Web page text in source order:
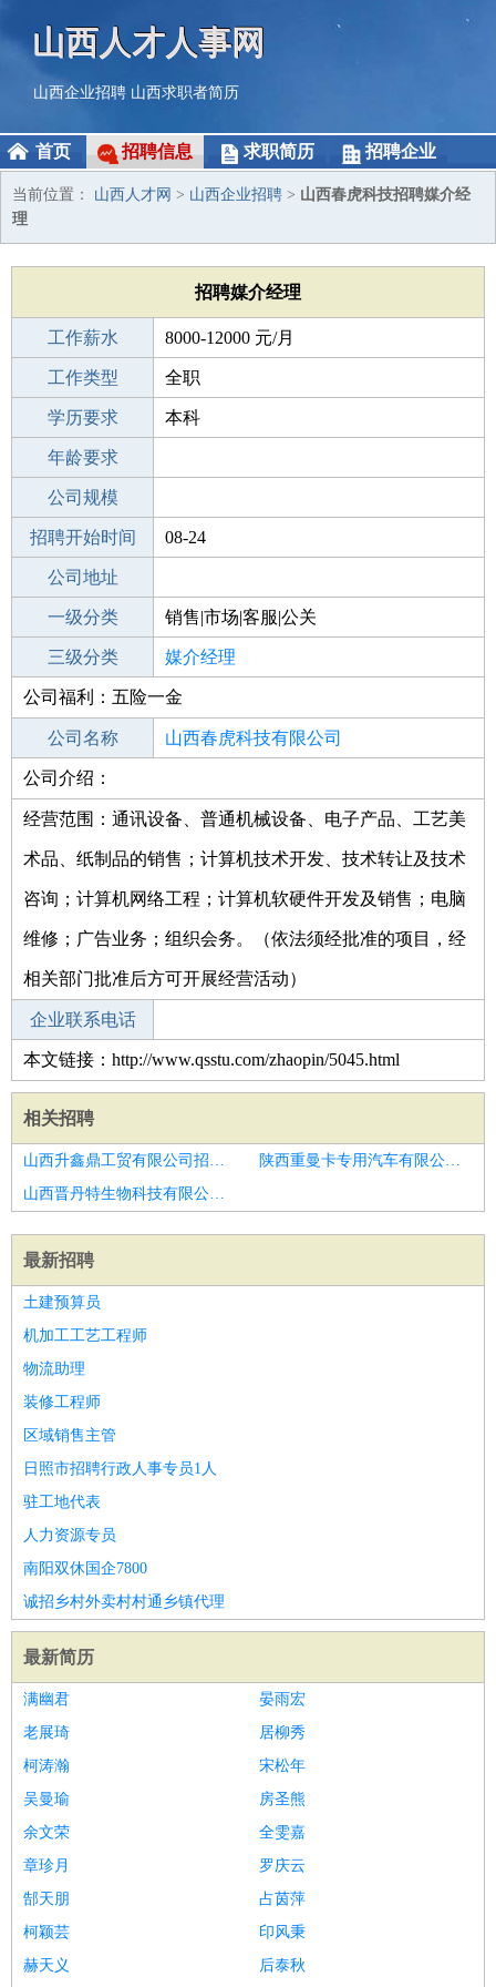
山西人才人事网
山西企业招聘 山西求职者简历
首页 招聘信息 求职简历 招聘企业
当前位置： 山西人才网 > 山西企业招聘 > 山西春虎科技招聘媒介经
理
招聘媒介经理
工作薪水 8000-12000 元/月
招聘人数 1人
工作类型 全职
性别要求 -
学历要求 本科
工作经验
年龄要求
工作地点
公司规模
公司电话
招聘开始时间 08-24
招聘结束时间
公司地址
一级分类 销售|市场|客服|公关
二级分类 公关
三级分类 媒介经理
其他行业
公司福利：五险一金
公司名称 山西春虎科技有限公司
公司类型
公司介绍：
经营范围：通讯设备、普通机械设备、电子产品、工艺美
术品、纸制品的销售；计算机技术开发、技术转让及技术
咨询；计算机网络工程；计算机软硬件开发及销售；电脑
维修；广告业务；组织会务。（依法须经批准的项目，经
相关部门批准后方可开展经营活动）
企业联系电话
本文链接：http://www.qsstu.com/zhaopin/5045.html
相关招聘
山西升鑫鼎工贸有限公司招聘社交媒体经理
陕西重曼卡专用汽车有限公司招聘区域媒介管理经理
山西晋丹特生物科技有限公司招聘公关媒介经理
最新招聘
土建预算员
机加工工艺工程师
物流助理
装修工程师
区域销售主管
日照市招聘行政人事专员1人
驻工地代表
人力资源专员
南阳双休国企7800
诚招乡村外卖村村通乡镇代理
最新简历
满幽君
晏雨宏
老展琦
居柳秀
柯涛瀚
宋松年
吴曼瑜
房圣熊
余文荣
全雯嘉
章珍月
罗庆云
郜天朋
占茵萍
柯颖芸
印风秉
赫天义
后泰秋